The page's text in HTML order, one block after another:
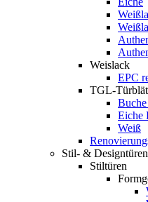
Weislack
EPC
TGL-
Eiche
Weiß
Stil- & Designtüren
Stiltüren